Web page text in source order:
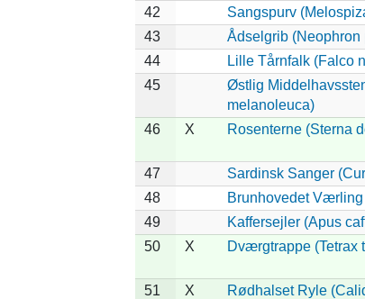
42
Sangspurv
43
Ådselgrib (Neophron
44
Lille Tårnfalk (Falco
45
Østlig
melanoleuca)
46 X Rosenterne (Sterna
47 Sardinsk Sanger
48
Brunhovedet
49
Kaffersejler (Apus
50
X Dværgtrappe (Tetrax
51 X Rødhalset Ryle